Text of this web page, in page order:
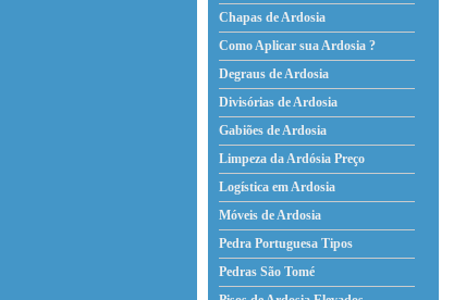
Chapas de Ardosia
Como Aplicar sua Ardosia ?
Degraus de Ardosia
Divisórias de Ardosia
Gabiões de Ardosia
Limpeza da Ardósia Preço
Logística em Ardosia
Móveis de Ardosia
Pedra Portuguesa Tipos
Pedras São Tomé